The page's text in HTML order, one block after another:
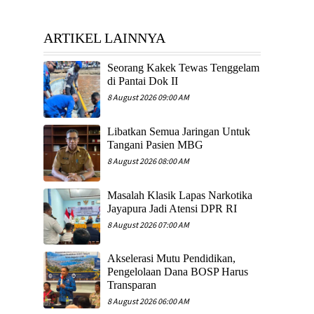
ARTIKEL LAINNYA
Seorang Kakek Tewas Tenggelam
di Pantai Dok II
8 August 2026 09:00 AM
Libatkan Semua Jaringan Untuk
Tangani Pasien MBG
8 August 2026 08:00 AM
Masalah Klasik Lapas Narkotika
Jayapura Jadi Atensi DPR RI
8 August 2026 07:00 AM
Akselerasi Mutu Pendidikan,
Pengelolaan Dana BOSP Harus
Transparan
8 August 2026 06:00 AM